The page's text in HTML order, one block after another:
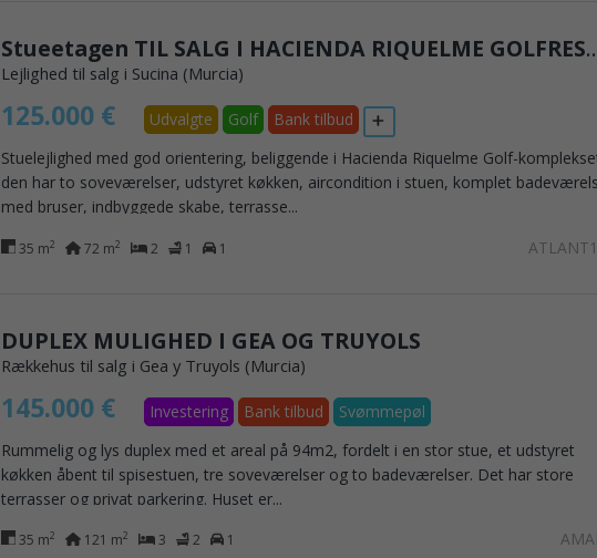
Stueetagen TIL SALG I
Lejlighed til salg i Sucina (Murcia)
125.000 € Udvalgte Golf
Bank tilbud
Stuelejlighed med god orientering, beliggende i Hacienda Riquelme Golf-
den har to soveværelser, udstyret køkken, aircondition i stuen, komplet
med bruser, indbyggede skabe, terrasse...
35 m2 72 m2 2 1 1
DUPLEX MULIGHED I GEA OG TRUYOLS
Rækkehus til salg i Gea y Truyols (Murcia)
145.000 € Investering Bank tilbud
Svømmepøl
Rummelig og lys duplex med et areal på 94m2, fordelt i en stor stue, et udstyret
køkken åbent til spisestuen, tre soveværelser og to badeværelser. Det har store
terrasser og privat parkering. Huset er...
35 m2 121 m2 3 2 1